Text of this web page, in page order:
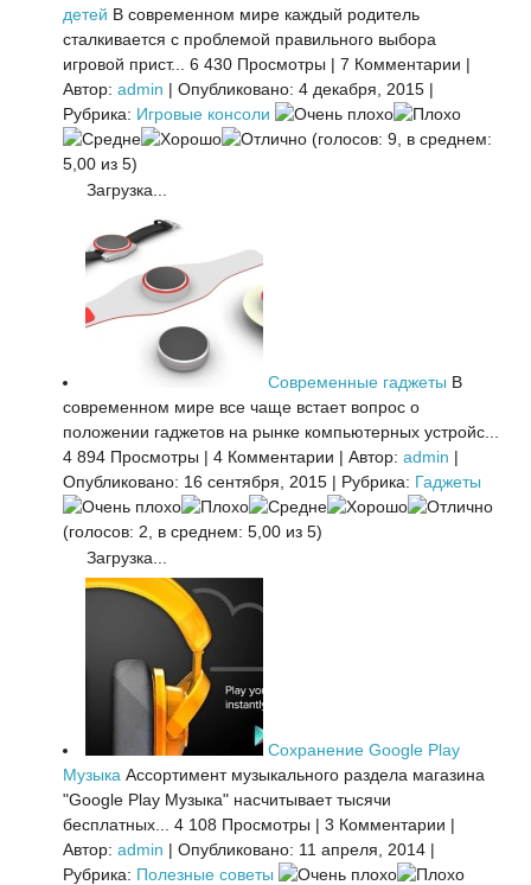
детей В современном мире каждый родитель
сталкивается с проблемой правильного выбора
игровой прист...
6 430 Просмотры | 7 Комментарии |
Автор: admin | Опубликовано: 4 декабря, 2015 |
Рубрика: Игровые консоли
(голосов: 9, в среднем:
5,00 из 5)
Загрузка...
Современные гаджеты В
современном мире все чаще встает вопрос о
положении гаджетов на рынке компьютерных устройс...
4 894 Просмотры | 4 Комментарии | Автор: admin |
Опубликовано: 16 сентября, 2015 | Рубрика: Гаджеты
(голосов: 2, в среднем: 5,00 из 5)
Загрузка...
Сохранение Google Play
Музыка Ассортимент музыкального раздела магазина
"Google Play Музыка" насчитывает тысячи
бесплатных...
4 108 Просмотры | 3 Комментарии |
Автор: admin | Опубликовано: 11 апреля, 2014 |
Рубрика: Полезные советы